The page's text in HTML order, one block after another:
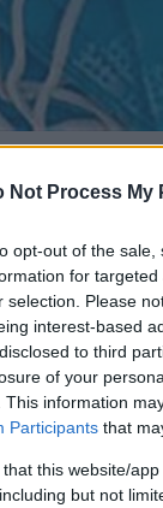
Not Process
opt-out of the
for
selection. Please
interest-based
to third
of your
This information
Participants that
that this website/
but not